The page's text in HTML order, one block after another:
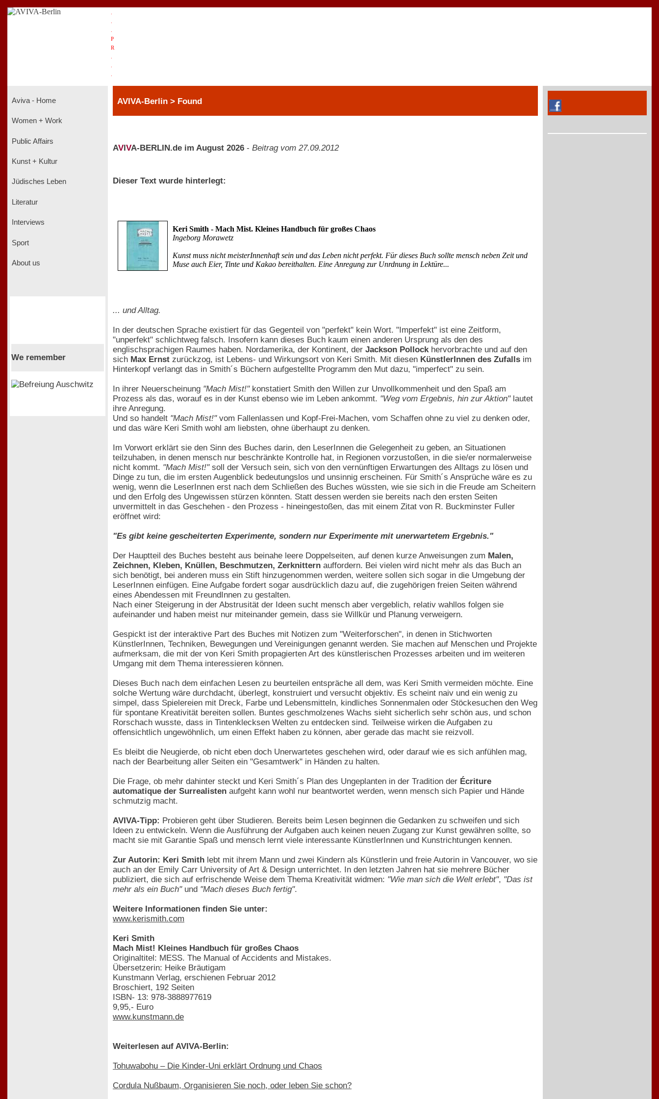
P
R
Aviva - Home
Women + Work
Public Affairs
Kunst + Kultur
Jüdisches Leben
Literatur
Interviews
Sport
About us
We remember
AVIVA-Berlin > Found
AV VA-BERLIN.de im August 2026 - Beitrag vom 27.09.2012
Dieser Text wurde hinterlegt:
Keri Smith - Mach Mist. Kleines Handbuch für großes Chaos
Ingeborg Morawetz
Kunst muss nicht meisterInnenhaft sein und das Leben nicht perfekt. Für dieses Buch sollte mensch neben Zeit und
Muse auch Eier, Tinte und Kakao bereithalten. Eine Anregung zur Unrdnung in Lektüre...
... und Alltag.
In der deutschen Sprache existiert für das Gegenteil von "perfekt" kein Wort. "Imperfekt" ist eine Zeitform,
"unperfekt" schlichtweg falsch. Insofern kann dieses Buch kaum einen anderen Ursprung als den des
englischsprachigen Raumes haben. Nordamerika, der Kontinent, der Jackson Pollockhervorbrachte und auf den
sich Max Ernst zurückzog, ist Lebens- und Wirkungsort von Keri Smith. Mit diesen KünstlerInnen des Zufalls im
Hinterkopf verlangt das in Smith´s Büchern aufgestellte Programm den Mut dazu, "imperfect" zu sein.
In ihrer Neuerscheinung "Mach Mist!"konstatiert Smith den Willen zur Unvollkommenheit und den Spaß am
Prozess als das, worauf es in der Kunst ebenso wie im Leben ankommt. "Weg vom Ergebnis, hin zur Aktion"lautet
ihre Anregung.
Und so handelt "Mach Mist!"vom Fallenlassen und Kopf-Frei-Machen, vom Schaffen ohne zu viel zu denken oder,
und das wäre Keri Smith wohl am liebsten, ohne überhaupt zu denken.
Im Vorwort erklärt sie den Sinn des Buches darin, den LeserInnen die Gelegenheit zu geben, an Situationen
teilzuhaben, in denen mensch nur beschränkte Kontrolle hat, in Regionen vorzustoßen, in die sie/er normalerweise
nicht kommt. "Mach Mist!"soll der Versuch sein, sich von den vernünftigen Erwartungen des Alltags zu lösen und
Dinge zu tun, die im ersten Augenblick bedeutungslos und unsinnig erscheinen. Für Smith´s Ansprüche wäre es zu
wenig, wenn die LeserInnen erst nach dem Schließen des Buches wüssten, wie sie sich in die Freude am Scheitern
und den Erfolg des Ungewissen stürzen könnten. Statt dessen werden sie bereits nach den ersten Seiten
unvermittelt in das Geschehen - den Prozess - hineingestoßen, das mit einem Zitat von R. Buckminster Fuller
eröffnet wird:
"Es gibt keine gescheiterten Experimente, sondern nur Experimente mit unerwartetem Ergebnis."
Der Hauptteil des Buches besteht aus beinahe leere Doppelseiten, auf denen kurze Anweisungen zum Malen,
Zeichnen, Kleben, Knüllen, Beschmutzen, Zerknittern auffordern. Bei vielen wird nicht mehr als das Buch an
sich benötigt, bei anderen muss ein Stift hinzugenommen werden, weitere sollen sich sogar in die Umgebung der
LeserInnen einfügen. Eine Aufgabe fordert sogar ausdrücklich dazu auf, die zugehörigen freien Seiten während
eines Abendessen mit FreundInnen zu gestalten.
Nach einer Steigerung in der Abstrusität der Ideen sucht mensch aber vergeblich, relativ wahllos folgen sie
aufeinander und haben meist nur miteinander gemein, dass sie Willkür und Planung verweigern.
Gespickt ist der interaktive Part des Buches mit Notizen zum "Weiterforschen", in denen in Stichworten
KünstlerInnen, Techniken, Bewegungen und Vereinigungen genannt werden. Sie machen auf Menschen und Projekte
aufmerksam, die mit der von Keri Smith propagierten Art des künstlerischen Prozesses arbeiten und im weiteren
Umgang mit dem Thema interessieren können.
Dieses Buch nach dem einfachen Lesen zu beurteilen entspräche all dem, was Keri Smith vermeiden möchte. Eine
solche Wertung wäre durchdacht, überlegt, konstruiert und versucht objektiv. Es scheint naiv und ein wenig zu
simpel, dass Spielereien mit Dreck, Farbe und Lebensmitteln, kindliches Sonnenmalen oder Stöckesuchen den Weg
für spontane Kreativität bereiten sollen. Buntes geschmolzenes Wachs sieht sicherlich sehr schön aus, und schon
Rorschach wusste, dass in Tintenklecksen Welten zu entdecken sind. Teilweise wirken die Aufgaben zu
offensichtlich ungewöhnlich, um einen Effekt haben zu können, aber gerade das macht sie reizvoll.
Es bleibt die Neugierde, ob nicht eben doch Unerwartetes geschehen wird, oder darauf wie es sich anfühlen mag,
nach der Bearbeitung aller Seiten ein "Gesamtwerk" in Händen zu halten.
Die Frage, ob mehr dahinter steckt und Keri Smith´s Plan des Ungeplanten in der Tradition der Écriture
automatique der Surrealisten aufgeht kann wohl nur beantwortet werden, wenn mensch sich Papier und Hände
schmutzig macht.
AVIVA-Tipp: Probieren geht über Studieren. Bereits beim Lesen beginnen die Gedanken zu schweifen und sich
Ideen zu entwickeln. Wenn die Ausführung der Aufgaben auch keinen neuen Zugang zur Kunst gewähren sollte, so
macht sie mit Garantie Spaß und mensch lernt viele interessante KünstlerInnen und Kunstrichtungen kennen.
Zur Autorin: Keri Smith lebt mit ihrem Mann und zwei Kindern als Künstlerin und freie Autorin in Vancouver, wo sie
auch an der Emily Carr University of Art & Design unterrichtet. In den letzten Jahren hat sie mehrere Bücher
publiziert, die sich auf erfrischende Weise dem Thema Kreativität widmen: "Wie man sich die Welt erlebt", "Das ist
mehr als ein Buch"und "Mach dieses Buch fertig".
Weitere Informationen finden Sie unter:
www.kerismith.com
Keri Smith
Mach Mist! Kleines Handbuch für großes Chaos
Originaltitel: MESS. The Manual of Accidents and Mistakes.
Übersetzerin: Heike Bräutigam
Kunstmann Verlag, erschienen Februar 2012
Broschiert, 192 Seiten
ISBN- 13: 978-3888977619
9,95,- Euro
www.kunstmann.de
Weiterlesen auf AVIVA-Berlin:
Tohuwabohu – Die Kinder-Uni erklärt Ordnung und Chaos
Cordula Nußbaum, Organisieren Sie noch, oder leben Sie schon?